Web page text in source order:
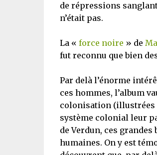
de répressions
n’était pas.
La « force noire » de
fut reconnu que bien
Par delà l’énorme
ces hommes, l’album
colonisation (illustrées
système colonial leur
de Verdun, ces
humaines. On y est